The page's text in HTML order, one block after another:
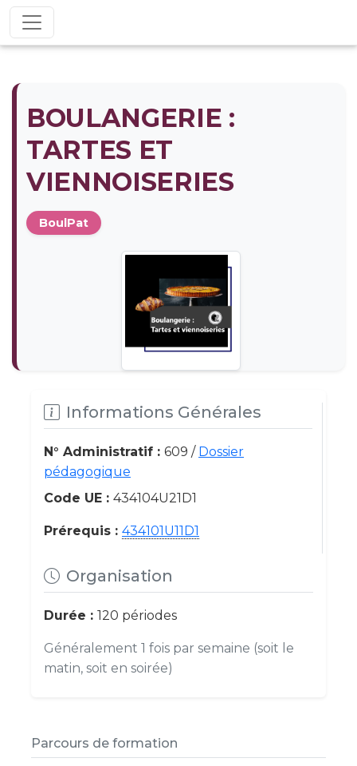
BOULANGERIE :
TARTES ET
VIENNOISERIES
BoulPat
Informations Générales
N° Administratif : 609 / Dossier
pédagogique
Code UE : 434104U21D1
Prérequis : 434101U11D1
Organisation
Durée : 120 périodes
Généralement 1 fois par semaine (soit le
matin, soit en soirée)
Parcours de formation